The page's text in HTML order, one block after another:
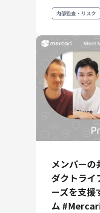
内部監査・リスク
メンバーの
ダクトライ
ーズを支
ム